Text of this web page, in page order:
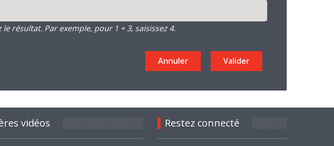
résultat. Par exemple, pour 1 + 3, saisissez 4.
vidéos Restez connecté